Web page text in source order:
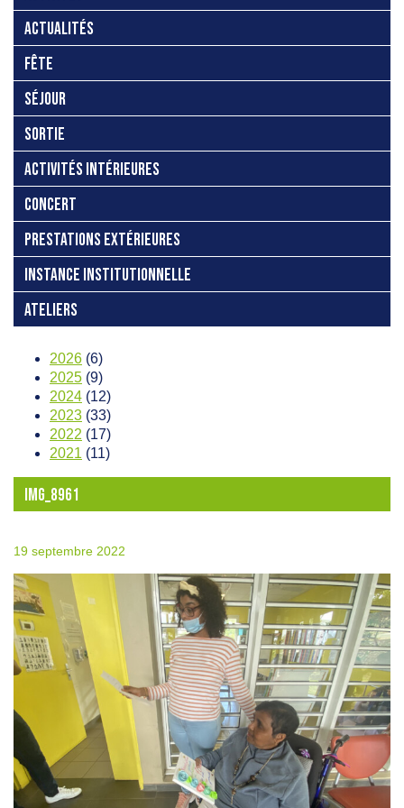
ACTUALITÉS
FÊTE
SÉJOUR
SORTIE
ACTIVITÉS INTÉRIEURES
CONCERT
PRESTATIONS EXTÉRIEURES
INSTANCE INSTITUTIONNELLE
ATELIERS
2026 (6)
2025 (9)
2024 (12)
2023 (33)
2022 (17)
2021 (11)
IMG_8961
19 septembre 2022